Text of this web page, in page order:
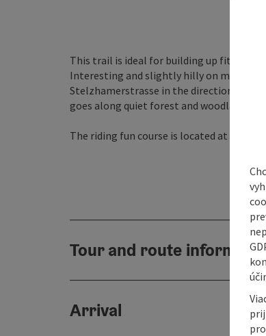
This trail is ideal for building up fitness.
Interesting and slightly hilly on mixed
Stelzhamerstrasse in the direction of
goes along quiet forest and woodland
The riding fun course is located at the
Tour and route
Arrival